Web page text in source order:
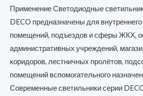
Применение Светодиодные
DECO предназначены для
помещений, подъездов и сферы ЖКХ,
административных учреждений,
коридоров, лестничных пролётов,
помещений вспомогательного
Современные светильники серии